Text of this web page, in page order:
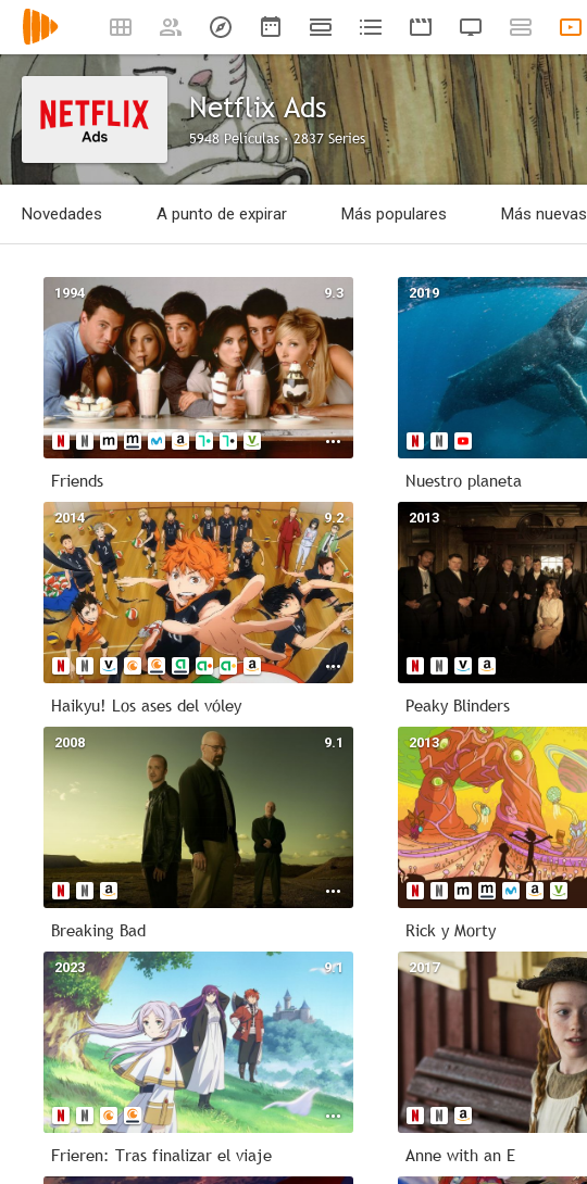
Netflix Ads
5948 Películas · 2837 Series
Novedades A punto de expirar Más populares Más nuevas
9.3
1994
Friends
2019
Nuestro planeta
9.2
2014
Haikyu! Los ases del vóley
2013
Peaky Blinders
9.1
2008
Breaking Bad
2013
Rick y Morty
9.1
2023
Frieren: Tras finalizar el viaje
2017
Anne with an E